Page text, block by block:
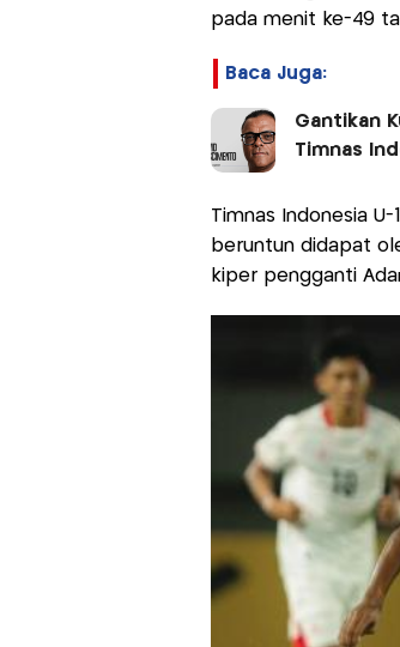
pada menit ke-49
Baca Juga:
Gantikan
Timnas
Timnas Indonesia
beruntun didapat
kiper pengganti